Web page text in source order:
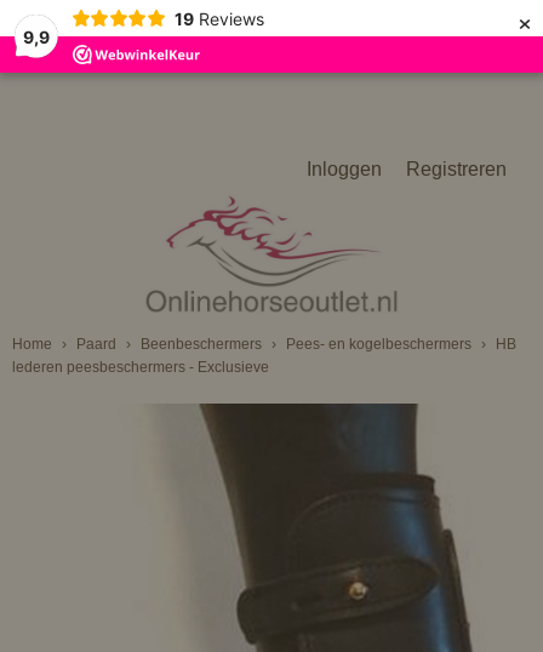
9,9
19 Reviews ×
Inloggen Registreren
Home › Paard › Beenbeschermers › Pees- en kogelbeschermers ›
HB
lederen peesbeschermers - Exclusieve